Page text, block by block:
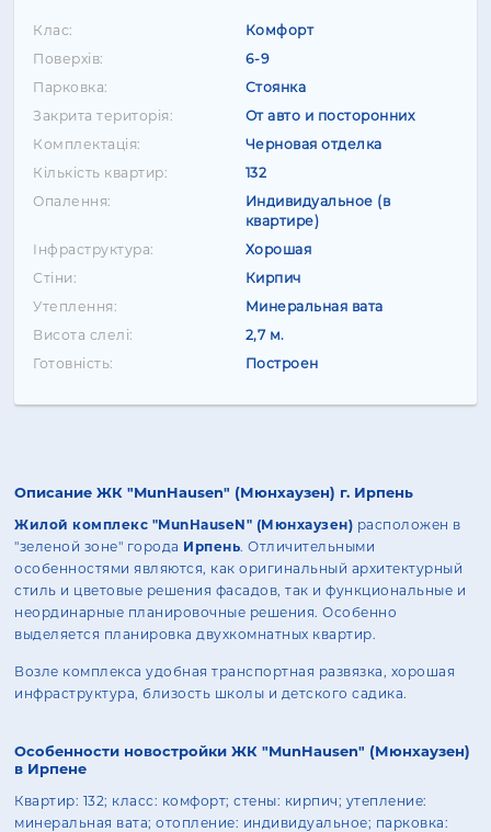
Клас:
Комфорт
Поверхів:
6-9
Парковка:
Стоянка
Закрита територія:
От авто и посторонних
Комплектація:
Черновая отделка
Кількість квартир:
132
Опалення:
Индивидуальное (в
квартире)
Інфраструктура:
Хорошая
Стіни:
Кирпич
Утеплення:
Минеральная вата
Висота слелі:
2,7 м.
Готовність:
Построен
Описание ЖК "MunHausen" (Мюнхаузен) г. Ирпень
Жилой комплекс "MunHauseN" (Мюнхаузен) расположен в
"зеленой зоне" города Ирпень. Отличительными
особенностями являются, как оригинальный архитектурный
стиль и цветовые решения фасадов, так и функциональные и
неординарные планировочные решения. Особенно
выделяется планировка двухкомнатных квартир.
Возле комплекса удобная транспортная развязка, хорошая
инфраструктура, близость школы и детского садика.
Особенности новостройки ЖК "MunHausen" (Мюнхаузен)
в Ирпене
Квартир: 132; класс: комфорт; стены: кирпич; утепление:
минеральная вата; отопление: индивидуальное; парковка: